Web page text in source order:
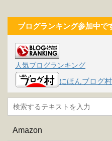
ブログランキング参加中で
人気ブログランキング
にほんブログ村
Amazon